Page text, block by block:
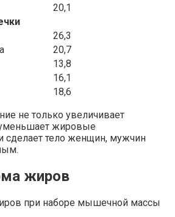
20,1
26,3
20,7
13,8
16,1
18,6
не только увеличивает
жировые
сделает тело женщин, мужчин
жиров